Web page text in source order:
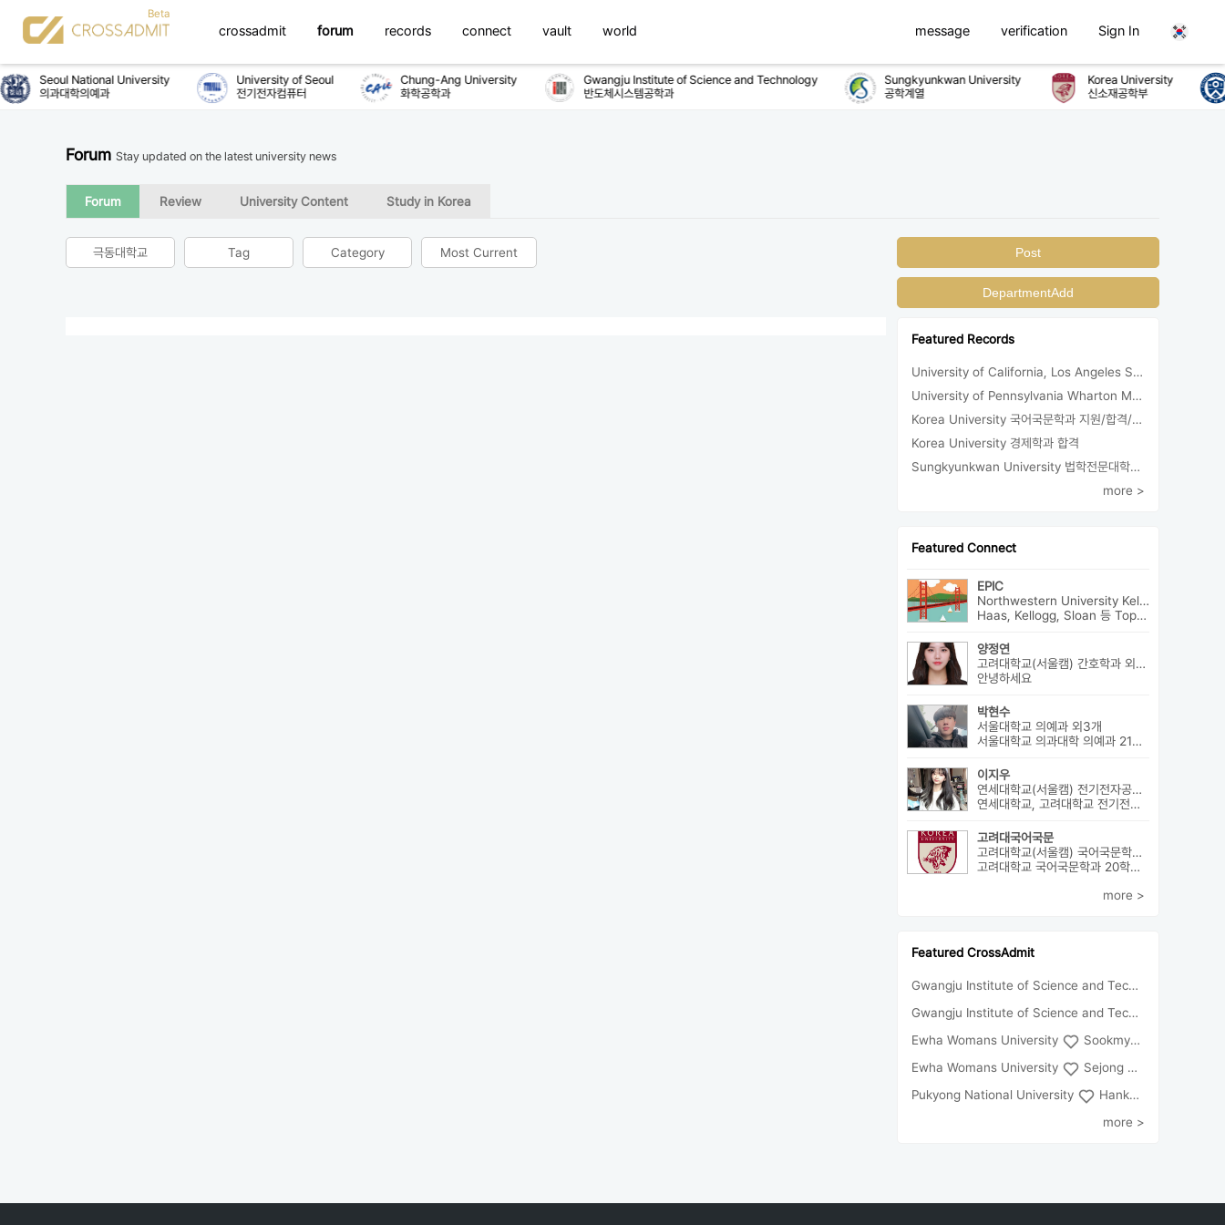
crossadmit forum records connect vault world message verification Sign In
Seoul National University
의과대학의예과
University of Seoul
전기전자컴퓨터
Chung-Ang University
화학공학과
Gwangju Institute of Science and Technology
반도체시스템공학과
Sungkyunkwan University
공학계열
Korea University
신소재공학부
Forum Stay updated on the latest university news
Forum Review University Content Study in Korea
극동대학교 Tag Category Most Current Post
DepartmentAdd
Featured Records
University of California, Los Angeles Sociology 합격
University of Pennsylvania Wharton MBA 합격/등록
Korea University 국어국문학과 지원/합격/등록
Korea University 경제학과 합격
Sungkyunkwan University 법학전문대학원 지원/합격
more >
Featured Connect
EPIC
Northwestern University Kellogg MBA 외8개
Haas, Kellogg, Sloan 등 Top MBA에서 어드미션을 받았으며 21년 가을...
양정연
고려대학교(서울캠) 간호학과 외5개
안녕하세요
박현수
서울대학교 의예과 외3개
서울대학교 의과대학 의예과 21학번으로 진학하게 될 박현수라고 합니다~
이지우
연세대학교(서울캠) 전기전자공학부 외2개
연세대학교, 고려대학교 전기전자공학부 합격 생활기록부, 내신, 활동 등...
고려대국어국문
고려대학교(서울캠) 국어국문학과 외4개
고려대학교 국어국문학과 20학번 (학교추천 2 전형, 최초합) 성균관대...
more >
Featured CrossAdmit
Gwangju Institute of Science and Technology
Gwangju Institute of Science and Technology
Ewha Womans University
Sookmyung Women's University
Ewha Womans University
Sejong University
Pukyong National University
Hankuk University of Foreign Studies(Global Campus
more >